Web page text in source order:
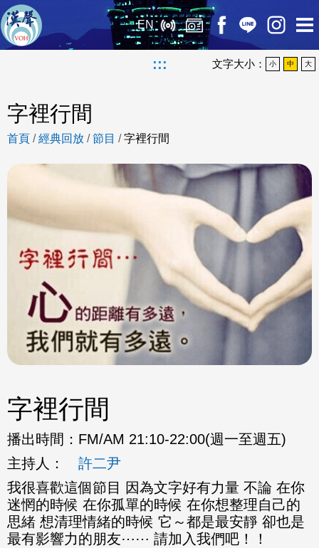
EN
::: 文字大小： 小 中 大
字裡行間
首頁 /經典回放 /節目 /字裡行間
字裡行間
播出時間： FM/AM 21:10-22:00(週一至週五)
主持人：
許二尹
我很喜歡這個節目 因為文字好有力量 不論 在你
迷惘的時候 在你孤單的時候 在你想整理自己的
思緒 想清理情緒的時候 它～都是最安靜 卻也是
最有影響力的朋友⋯⋯ 請加入我們吧！！